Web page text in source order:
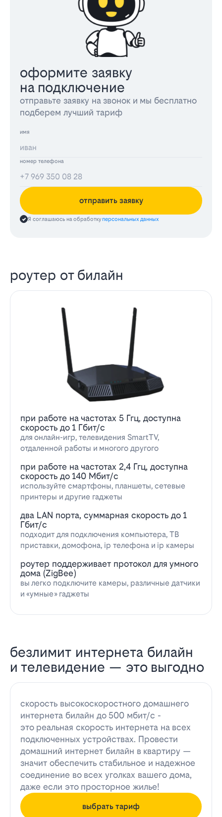
оформите заявку
на подключение
отправьте заявку на звонок и мы бесплатно
подберем лучший тариф
имя
номер телефона
отправить заявку
Я соглашаюсь на обработкуперсональных данных
роутер от билайн
при работе на частотах 5 Ггц, доступна
скорость до 1 Гбит/с
для онлайн-игр, телевидения SmartTV,
отдаленной работы и многого другого
при работе на частотах 2,4 Ггц, доступна
скорость до 140 Мбит/с
используйте смартфоны, планшеты, сетевые
принтеры и другие гаджеты
два LAN порта, суммарная скорость до 1
Гбит/с
подходит для подключения компьютера, ТВ
приставки, домофона, ip телефона и ip камеры
роутер поддерживает протокол для умного
дома (ZigBee)
вы легко подключите камеры, различные датчики
и «умные» гаджеты
безлимит интернета билайн
и телевидение — это выгодно
скорость высокоскоростного домашнего
интернета билайн до 500 мбит/с -
это реальная скорость интернета на всех
подключенных устройствах. Провести
домашний интернет билайн в квартиру —
значит обеспечить стабильное и надежное
соединение во всех уголках вашего дома,
даже если это просторное жилье!
выбрать тариф